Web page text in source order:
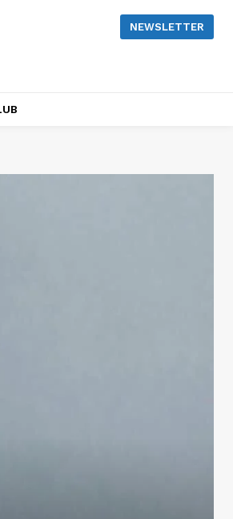
NEWSLETTER